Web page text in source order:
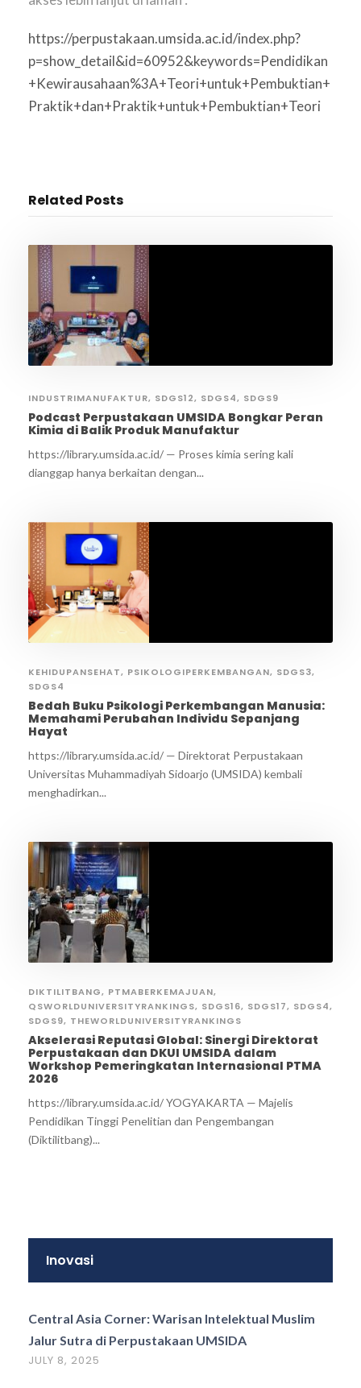
https://perpustakaan.umsida.ac.id/index.php?
p=show_detail&id=60952&keywords=Pendidikan
+Kewirausahaan%3A+Teori+untuk+Pembuktian+
Praktik+dan+Praktik+untuk+Pembuktian+Teori
Related Posts
INDUSTRIMANUFAKTUR, SDGS12, SDGS4, SDGS9
Podcast Perpustakaan UMSIDA Bongkar Peran
Kimia di Balik Produk Manufaktur
https://library.umsida.ac.id/ — Proses kimia sering kali
dianggap hanya berkaitan dengan...
KEHIDUPANSEHAT, PSIKOLOGIPERKEMBANGAN, SDGS3,
SDGS4
Bedah Buku Psikologi Perkembangan Manusia:
Memahami Perubahan Individu Sepanjang
Hayat
https://library.umsida.ac.id/ — Direktorat Perpustakaan
Universitas Muhammadiyah Sidoarjo (UMSIDA) kembali
menghadirkan...
DIKTILITBANG, PTMABERKEMAJUAN,
QSWORLDUNIVERSITYRANKINGS, SDGS16, SDGS17, SDGS4,
SDGS9, THEWORLDUNIVERSITYRANKINGS
Akselerasi Reputasi Global: Sinergi Direktorat
Perpustakaan dan DKUI UMSIDA dalam
Workshop Pemeringkatan Internasional PTMA
2026
https://library.umsida.ac.id/ YOGYAKARTA — Majelis
Pendidikan Tinggi Penelitian dan Pengembangan
(Diktilitbang)...
Inovasi
Central Asia Corner: Warisan Intelektual Muslim
Jalur Sutra di Perpustakaan UMSIDA
JULY 8, 2025